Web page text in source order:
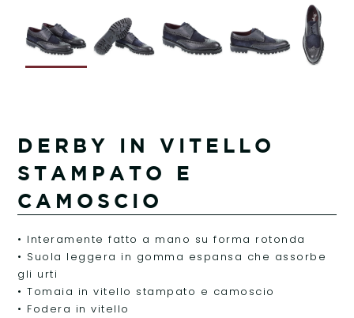
DERBY IN VITELLO
STAMPATO E
CAMOSCIO
• Interamente fatto a mano su forma rotonda
• Suola leggera in gomma espansa che assorbe
gli urti
• Tomaia in vitello stampato e camoscio
• Fodera in vitello